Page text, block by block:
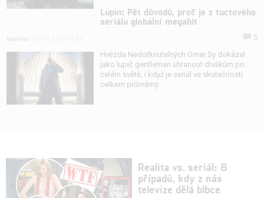
Lupin: Pět důvodů, proč je z tuctového
seriálu globální megahit
Hvězda Nedotknutelných Omar Sy dokázal
jako lupič gentleman uhranout divákům po
celém světě, i když je seriál ve skutečnosti
celkem průměrný.
Realita vs. seriál: 8
případů, kdy z nás
televize dělá blbce